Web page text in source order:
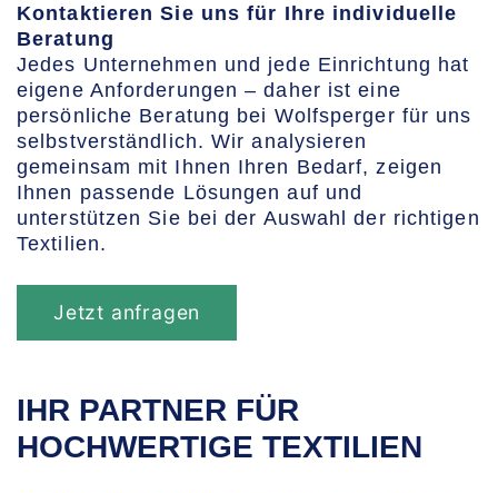
Kontaktieren Sie uns für Ihre individuelle
Beratung
Jedes Unternehmen und jede Einrichtung hat
eigene Anforderungen – daher ist eine
persönliche Beratung bei Wolfsperger für uns
selbstverständlich. Wir analysieren
gemeinsam mit Ihnen Ihren Bedarf, zeigen
Ihnen passende Lösungen auf und
unterstützen Sie bei der Auswahl der richtigen
Textilien.
Jetzt anfragen
IHR PARTNER FÜR
HOCHWERTIGE TEXTILIEN